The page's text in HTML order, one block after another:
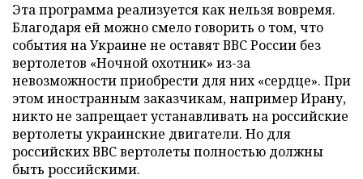
Эта программа реализуется как нельзя вовремя.
Благодаря ей можно смело говорить о том, что
события на Украине не оставят ВВС России без
вертолетов «Ночной охотник» из-за
невозможности приобрести для них «сердце». При
этом иностранным заказчикам, например Ирану,
никто не запрещает устанавливать на российские
вертолеты украинские двигатели. Но для
российских ВВС вертолеты полностью должны
быть российскими.